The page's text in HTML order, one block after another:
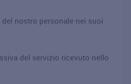
nostro personale nei suoi
del servizio ricevuto nello